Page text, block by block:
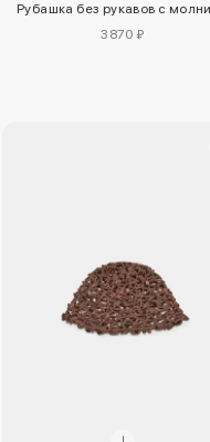
Рубашка без рукавов с
3870 ₽